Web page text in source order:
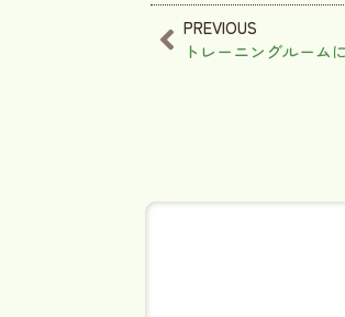
PREVIOUS
トレーニングルーム